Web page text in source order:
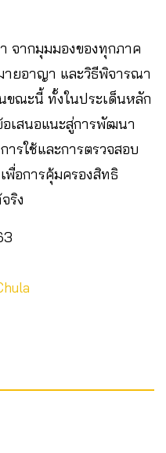
จากมุมมองของทุกภาค
ายอาญา และวิธีพิจารณา
ขณะนี้ ทั้งในประเด็นหลัก
เสนอแนะสู่การพัฒนา
รใช้และการตรวจสอบ
พื่อการคุ้มครองสิทธิ
ริง